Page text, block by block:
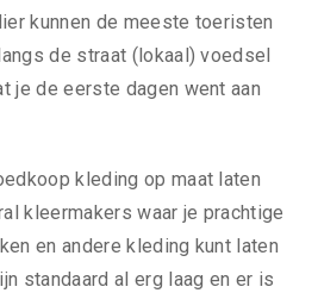
kunnen de meeste toeristen
de straat (lokaal) voedsel
je de eerste dagen went aan
kleding op maat laten
kleermakers waar je prachtige
en andere kleding kunt laten
standaard al erg laag en er is